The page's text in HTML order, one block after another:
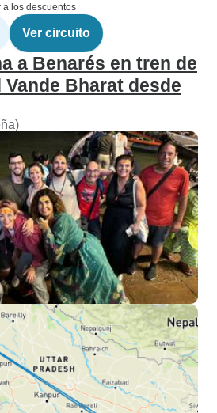
a los descuentos
Ver circuito
a Benarés en tren de
Bharat desde